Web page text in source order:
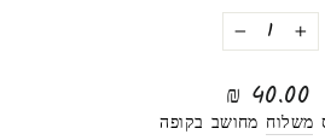
−
+
מחיר
רגיל
40.00 ₪
משלוח מחושב בקופה